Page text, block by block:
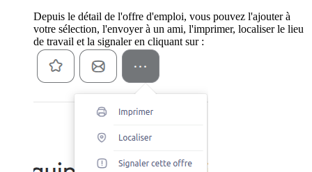
Depuis le détail de l'offre d'emploi, vous pouvez l'ajouter à
votre sélection, l'envoyer à un ami, l'imprimer, localiser le lieu
de travail et la signaler en cliquant sur :